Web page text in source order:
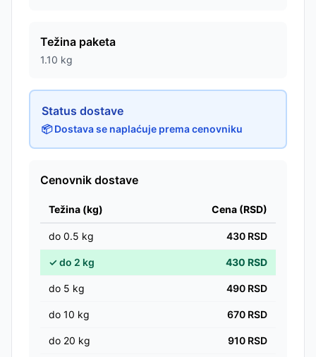
Težina paketa
1.10 kg
Status dostave
📦 Dostava se naplaćuje prema cenovniku
Cenovnik dostave
Težina (kg) Cena (RSD)
do 0.5 kg 430 RSD
✓do 2 kg 430 RSD
do 5 kg 490 RSD
do 10 kg 670 RSD
do 20 kg 910 RSD